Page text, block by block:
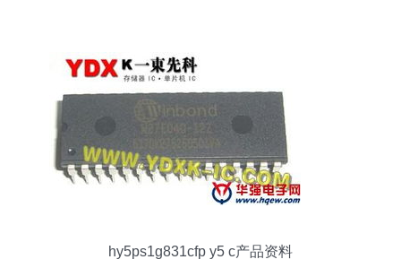
hy5ps1g831cfp y5 c产品资料